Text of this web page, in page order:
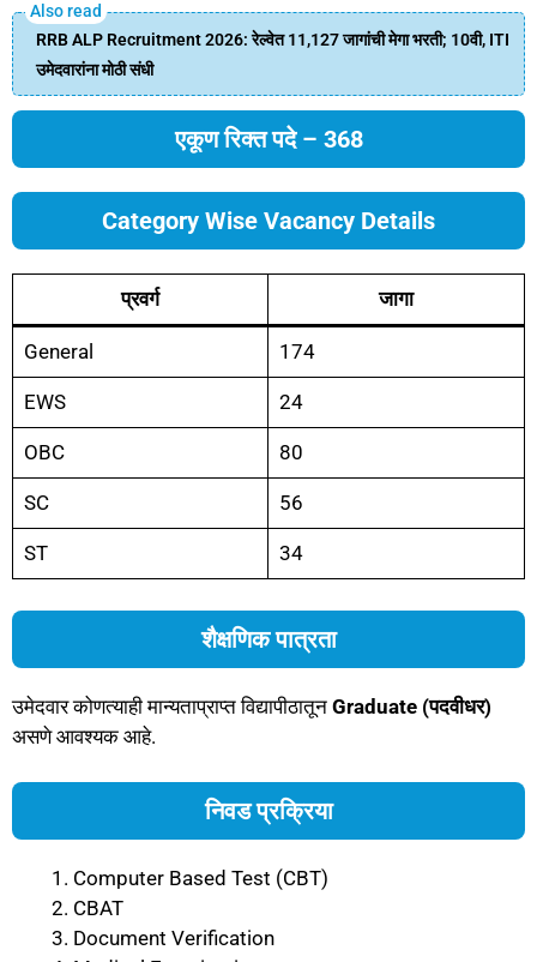
RRB ALP Recruitment 2026: रेल्वेत 11,127 जागांची मेगा भरती; 10वी, ITI
उमेदवारांना मोठी संधी
एकूण रिक्त पदे – 368
Category Wise Vacancy Details
प्रवर्ग जागा
General 174
EWS 24
OBC 80
SC 56
ST 34
शैक्षणिक पात्रता
उमेदवार कोणत्याही मान्यताप्राप्त विद्यापीठातून Graduate (पदवीधर)
असणे आवश्यक आहे.
निवड प्रक्रिया
Computer Based Test (CBT)
CBAT
Document Verification